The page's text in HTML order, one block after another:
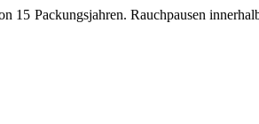
15 Packungsjahren. Rauchpausen